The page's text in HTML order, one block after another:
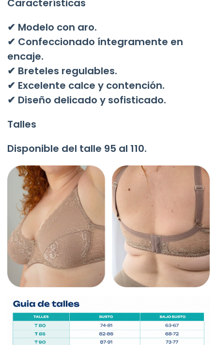
Características
✔ Modelo con aro.
✔ Confeccionado íntegramente en
encaje.
✔ Breteles regulables.
✔ Excelente calce y contención.
✔ Diseño delicado y sofisticado.
Talles
Disponible del talle 95 al 110.